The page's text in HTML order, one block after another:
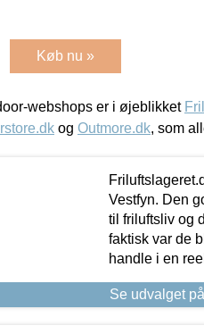
Køb nu »
webshops er i øjeblikket
og Outmore.dk, som
Vestfyn. Den
til friluftsliv og
faktisk var de
handle i en
Se udvalget